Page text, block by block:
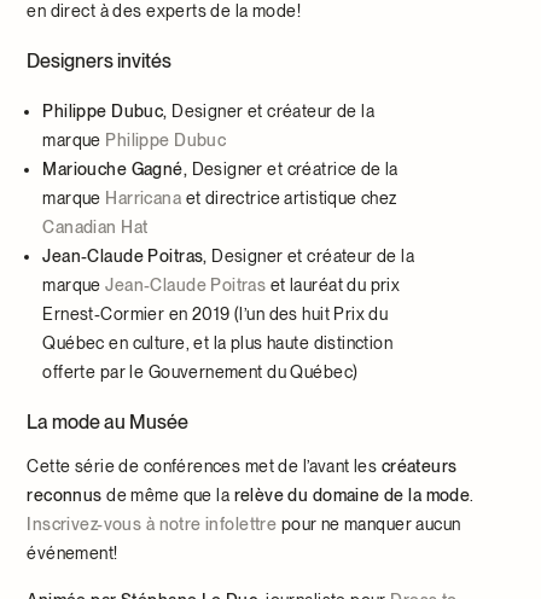
en direct à des experts de la mode!
Designers invités
Philippe Dubuc, Designer et créateur de la
marque Philippe Dubuc
Mariouche Gagné, Designer et créatrice de la
marque Harricana et directrice artistique chez
Canadian Hat
Jean-Claude Poitras, Designer et créateur de la
marqueJean-Claude Poitras et lauréat du prix
Ernest-Cormier en 2019 (l’un des huit Prix du
Québec en culture, et la plus haute distinction
offerte par le Gouvernement du Québec)
La mode au Musée
Cette série de conférences met de l’avant les créateurs
reconnus de même que la relève du domaine de la mode
Inscrivez-vous à notre infolettre pour ne manquer aucun
événement!